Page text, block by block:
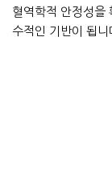
혈역학적 안정성을
수적인 기반이 됩니